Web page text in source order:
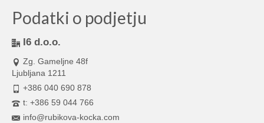
Podatki o podjetju
I6 d.o.o.
Zg. Gameljne 48f
Ljubljana 1211
+386 040 690 878
t: +386 59 044 766
info@rubikova-kocka.com